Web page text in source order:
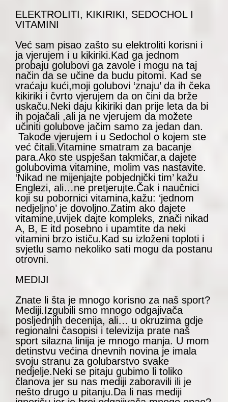
ELEKTROLITI, KIKIRIKI, SEDOCHOL I
VITAMINI
Već sam pisao zašto su elektroliti korisni i
ja vjerujem i u kikiriki.Kad ga jednom
probaju golubovi ga zavole i mogu na taj
način da se učine da budu pitomi. Kad se
vraćaju kući,moji golubovi ‘znaju’ da ih čeka
kikiriki i čvrto vjerujem da on čini da brže
uskaču.Neki daju kikiriki dan prije leta da bi
ih pojačali ,ali ja ne vjerujem da možete
učiniti golubove jačim samo za jedan dan.
Takođe vjerujem i u Sedochol o kojem ste
već čitali.Vitamine smatram za bacanje
para.Ako ste uspješan takmičar,a dajete
golubovima vitamine, molim vas nastavite.
‘Nikad ne mijenjajte pobjednički tim’ kažu
Englezi, ali…ne pretjerujte.Čak i naučnici
koji su pobornici vitamina,kažu: ‘jednom
nedjeljno’ je dovoljno.Zatim ako dajete
vitamine,uvijek dajte kompleks, znači nikad
A, B, E itd posebno i upamtite da neki
vitamini brzo ističu.Kad su izloženi toploti i
svjetlu samo nekoliko sati mogu da postanu
otrovni.
MEDIJI
Znate li šta je mnogo korisno za naš sport?
Mediji.Izgubili smo mnogo odgajivača
posljednjih decenija, ali… u okruzima gdje
regionalni časopisi i televizija prate naš
sport silazna linija je mnogo manja. U mom
detinstvu većina dnevnih novina je imala
svoju stranu za golubarstvo svake
nedjelje.Neki se pitaju gubimo li toliko
članova jer su nas mediji zaboravili ili je
nešto drugo u pitanju.Da li nas mediji